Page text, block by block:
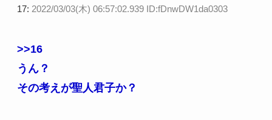
17: 2022/03/03(木) 06:57:02.939 ID:fDnwDW1da0303
>>16
うん？
その考えが聖人君子か？